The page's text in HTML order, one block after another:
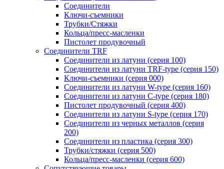
Соединители
Ключи-cъемники
Трубки/Стяжки
Кольца/пресс-масленки
Пистолет продувочный
Соединители TRF
Соединители из латуни (серия 100)
Соединители из латуни TRF-type (серия 150)
Ключи-съемники (серия 000)
Соединители из латуни W-type (серия 160)
Соединители из латуни С-type (серия 180)
Пистолет продувочный (серия 400)
Соединители из латуни S-type (серия 170)
Соединители из черных металлов (серия
200)
Соединители из пластика (серия 300)
Трубки/стяжки (серия 500)
Кольца/пресс-масленки (серия 600)